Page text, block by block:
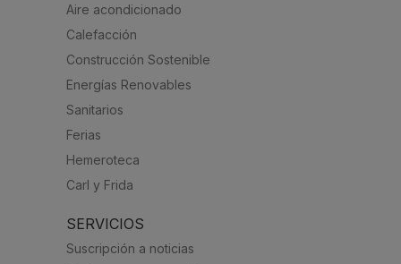
Aire acondicionado
Calefacción
Construcción Sostenible
Energías Renovables
Sanitarios
Ferias
Hemeroteca
Carl y Frida
SERVICIOS
Suscripción a noticias